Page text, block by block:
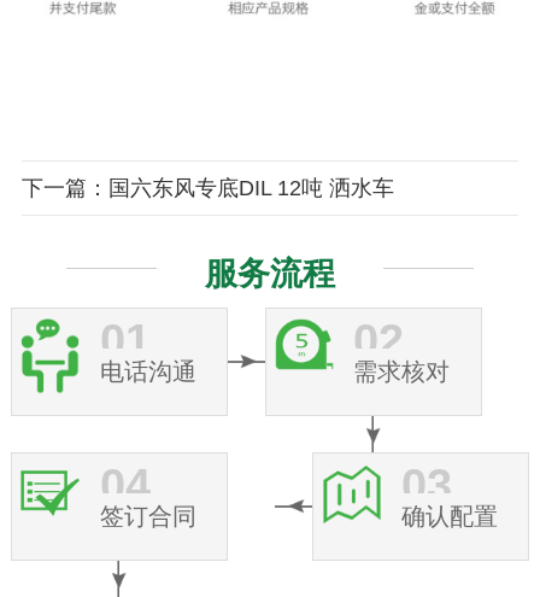
下一篇：国六东风专底DIL 12吨 洒水车
服务流程
01
电话沟通
02
需求核对
03
确认配置
04
签订合同